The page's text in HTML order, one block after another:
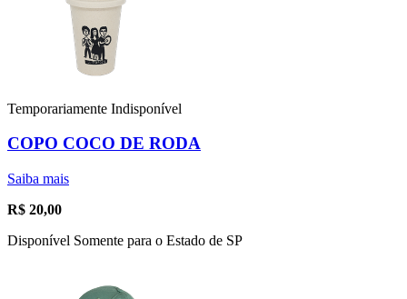
Temporariamente Indisponível
COPO COCO DE RODA
Saiba mais
R$ 20,00
Disponível Somente para o Estado de SP